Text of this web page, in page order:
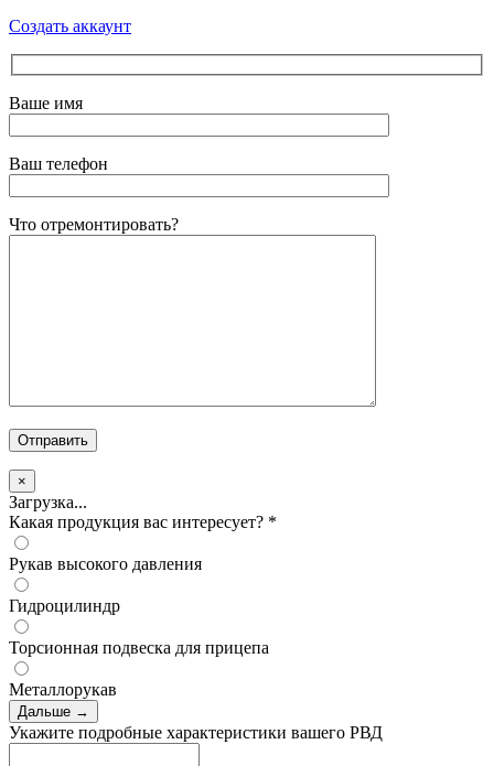
Создать аккаунт
Ваше имя
Ваш телефон
Что отремонтировать?
×
Загрузка...
Какая продукция вас интересует? *
Рукав высокого давления
Гидроцилиндр
Торсионная подвеска для прицепа
Металлорукав
Дальше →
Укажите подробные характеристики вашего РВД